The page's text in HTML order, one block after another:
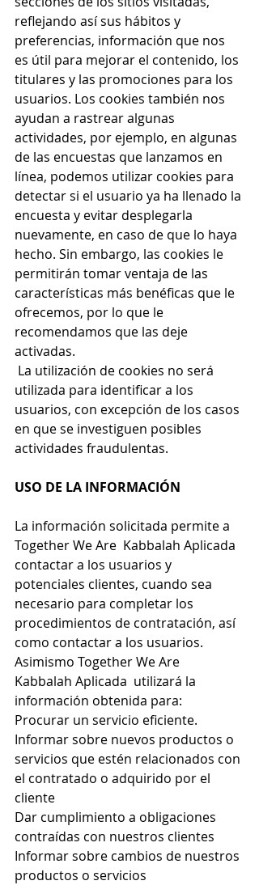
reflejando así sus hábitos y
preferencias, información que nos
es útil para mejorar el contenido, los
titulares y las promociones para los
usuarios. Los cookies también nos
ayudan a rastrear algunas
actividades, por ejemplo, en algunas
de las encuestas que lanzamos en
línea, podemos utilizar cookies para
detectar si el usuario ya ha llenado la
encuesta y evitar desplegarla
nuevamente, en caso de que lo haya
hecho. Sin embargo, las cookies le
permitirán tomar ventaja de las
características más benéficas que le
ofrecemos, por lo que le
recomendamos que las deje
activadas.
utilizada para identificar a los
usuarios, con excepción de los casos
en que se investiguen posibles
actividades fraudulentas.
USO DE LA INFORMACIÓN
La información solicitada permite a
Together We Are
  Kabbalah Aplicada
contactar a los usuarios y
potenciales clientes, cuando sea
necesario para completar los
procedimientos de contratación, así
como contactar a los usuarios.
Asimismo Together We Are
Kabbalah Aplicada  utilizará la
información obtenida para:
Procurar un servicio eficiente.
Informar sobre nuevos productos o
servicios que estén relacionados con
el contratado o adquirido por el
cliente
Dar cumplimiento a obligaciones
contraídas con nuestros clientes
Informar sobre cambios de nuestros
productos o servicios